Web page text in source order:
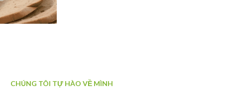
CHÚNG TÔI TỰ HÀO VỀ MÌNH